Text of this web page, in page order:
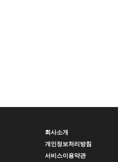
회사소개
개인정보처리방침
서비스이용약관